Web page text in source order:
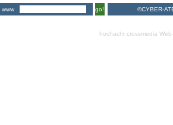
www .
go! ©CYBER-
hochacht crossmedia